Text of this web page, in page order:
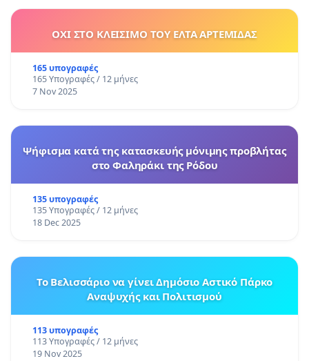
ΟΧΙ ΣΤΟ ΚΛΕΙΣΙΜΟ ΤΟΥ ΕΛΤΑ ΑΡΤΕΜΙΔΑΣ
165 υπογραφές
165 Υπογραφές / 12 μήνες
7 Nov 2025
Ψήφισμα κατά της κατασκευής μόνιμης προβλήτας
στο Φαληράκι της Ρόδου
135 υπογραφές
135 Υπογραφές / 12 μήνες
18 Dec 2025
Το Βελισσάριο να γίνει Δημόσιο Αστικό Πάρκο
Αναψυχής και Πολιτισμού
113 υπογραφές
113 Υπογραφές / 12 μήνες
19 Nov 2025